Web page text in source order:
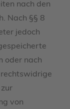
nach den
Nach §§ 8
jedoch
oder nach
rechtswidrige
von